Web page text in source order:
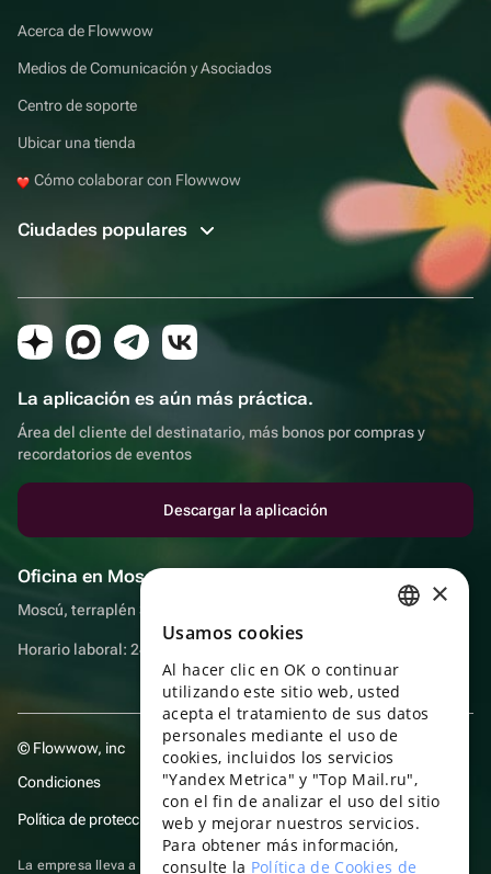
Acerca de Flowwow
Medios de Comunicación y Asociados
Centro de soporte
Ubicar una tienda
Cómo colaborar con Flowwow
Ciudades populares
La aplicación es aún más práctica.
Área del cliente del destinatario, más bonos por compras y
recordatorios de eventos
Descargar la aplicación
Oficina en Moscú
Moscú, terraplén Sadovnicheskaya, 9, sala 2/3
Horario laboral: 24 horas
© Flowwow, inc
Condiciones
Política de protección y privacidad de datos
La empresa lleva a cabo su actividad en el ámbito de las TI: prestación
ENGLISH
UKRAINIAN
PORTUGUESE
SPANISH
HUNGARIAN
ITALIAN
×
Usamos cookies
Al hacer clic en OK o continuar
utilizando este sitio web, usted
acepta el tratamiento de sus datos
personales mediante el uso de
cookies, incluidos los servicios
"Yandex Metrica" y "Top Mail.ru",
con el fin de analizar el uso del sitio
web y mejorar nuestros servicios.
Para obtener más información,
consulte la Política de Cookies de